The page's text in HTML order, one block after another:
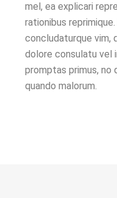
mel, ea explicari
rationibus
concludaturque vim,
dolore consulatu vel
promptas primus, no
quando malorum.